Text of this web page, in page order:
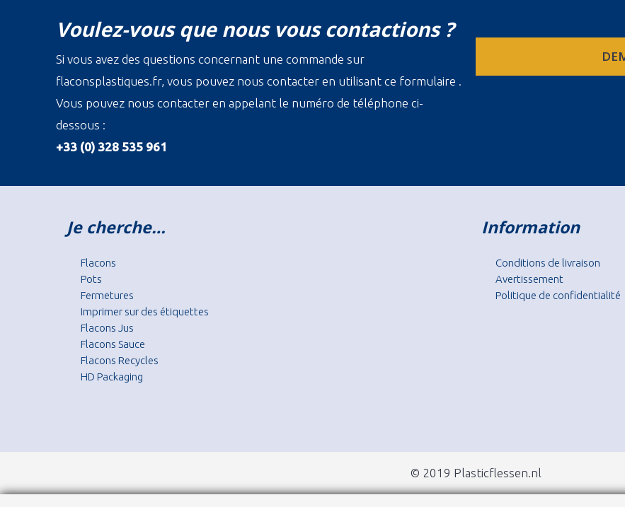
Voulez-vous que nous vous contactions ?
Si vous avez des questions concernant une commande sur
flaconsplastiques.fr, vous pouvez nous contacter en utilisant ce formulaire .
Vous pouvez nous contacter en appelant le numéro de téléphone ci-
dessous :
+33 (0) 328 535 961
Je cherche…
Flacons
Pots
Fermetures
Imprimer sur des étiquettes
Flacons Jus
Flacons Sauce
Flacons Recycles
HD Packaging
Information
Conditions de livraison
Avertissement
Politique de confidentialité
© 2019 Plasticflessen.nl